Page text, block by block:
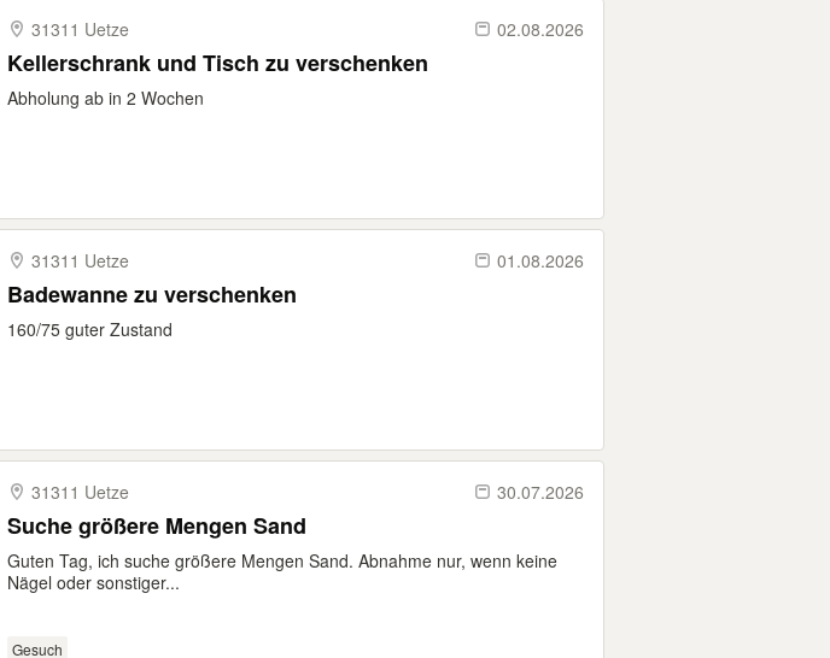
31311 Uetze 02.08.2026
Kellerschrank und Tisch zu verschenken
Abholung ab in 2 Wochen
31311 Uetze 01.08.2026
Badewanne zu verschenken
160/75 guter Zustand
31311 Uetze 30.07.2026
Suche größere Mengen Sand
Guten Tag, ich suche größere Mengen Sand. Abnahme nur, wenn keine
Nägel oder sonstiger...
Gesuch